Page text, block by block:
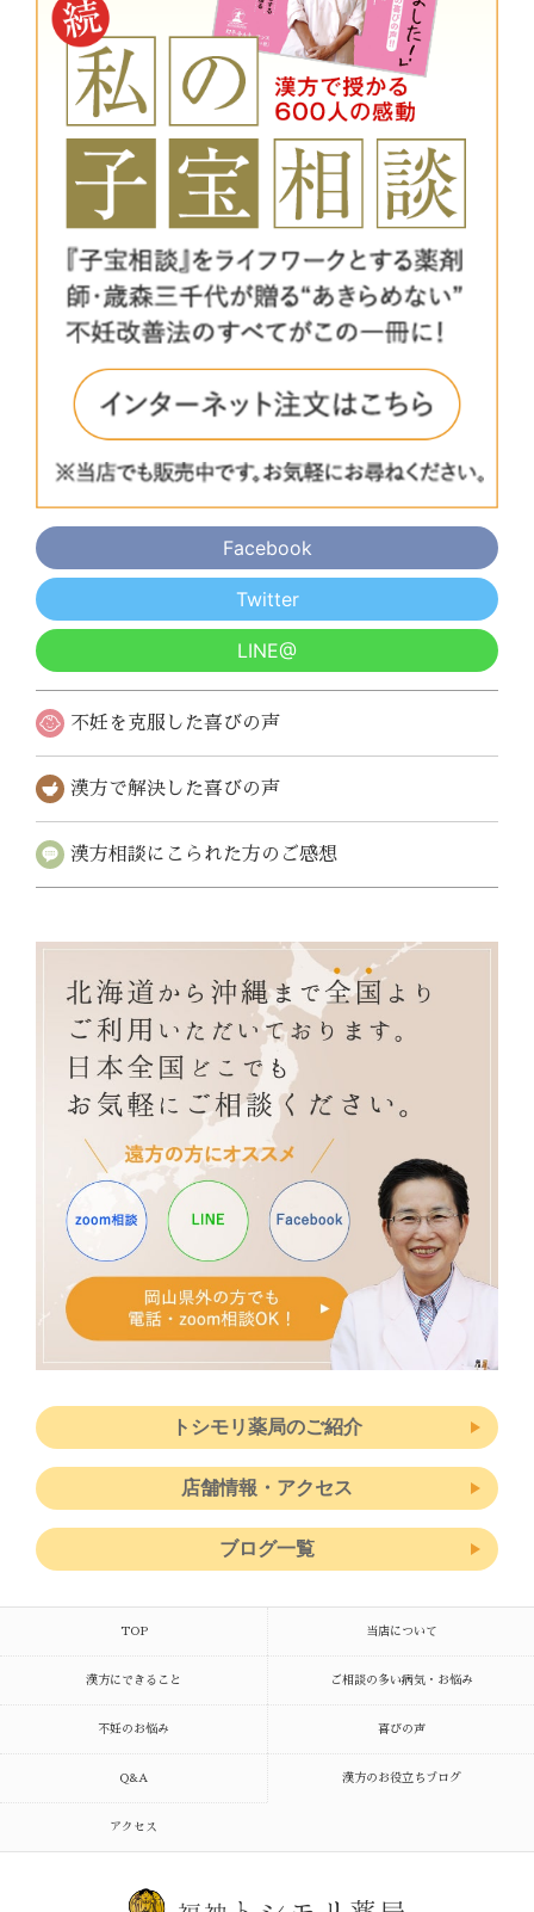
Facebook
Twitter
LINE@
不妊を克服した喜びの声
漢方で解決した喜びの声
漢方相談にこられた方のご感想
トシモリ薬局のご紹介
店舗情報・アクセス
ブログ一覧
TOP 当店について
漢方にできること ご相談の多い病気・お悩み
不妊のお悩み 喜びの声
Q&A 漢方のお役立ちブログ
アクセス